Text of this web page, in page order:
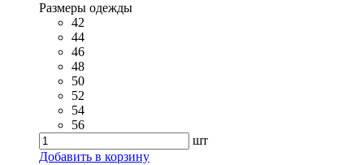
Размеры одежды
42
44
46
48
50
52
54
56
шт
Добавить в корзину